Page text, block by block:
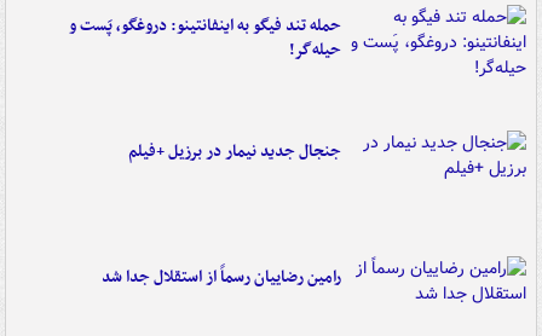
حمله تند فیگو به اینفانتینو: دروغگو، پَست‌ و
حیله‌گر!
جنجال جدید نیمار در برزیل +فیلم
رامین رضاییان رسماً از استقلال جدا شد